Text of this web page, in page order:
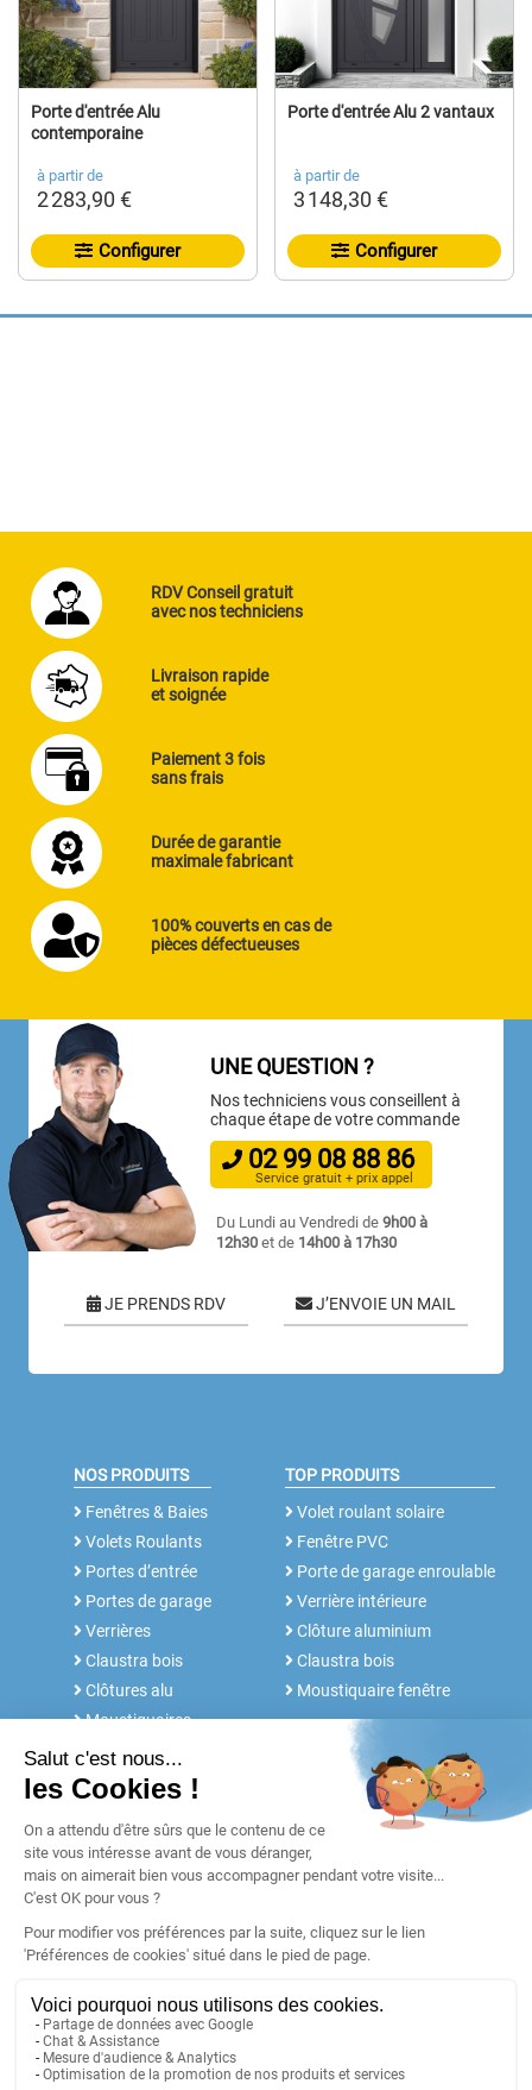
Porte d'entrée Alu
contemporaine
à partir de
2 283,90 €
Configurer
Porte d'entrée Alu 2 vantaux
à partir de
3 148,30 €
Configurer
RDV Conseil gratuit
avec nos techniciens
Livraison rapide
et soignée
Paiement 3 fois
sans frais
Durée de garantie
maximale fabricant
100% couverts en cas de
pièces défectueuses
UNE QUESTION ?
Nos techniciens vous conseillent à
chaque étape de votre commande
02 99 08 88 86
Service gratuit + prix appel
Du Lundi au Vendredi de9h00 à
12h30 et de 14h00 à 17h30
JE PRENDS RDV J’ENVOIE UN MAIL
NOS PRODUITS
Fenêtres & Baies
Volets Roulants
Portes d’entrée
Portes de garage
Verrières
Claustra bois
Clôtures alu
Moustiquaires
TOP PRODUITS
Volet roulant solaire
Fenêtre PVC
Porte de garage enroulable
Verrière intérieure
Clôture aluminium
Claustra bois
Moustiquaire fenêtre
NOS SERVICES
Rdv conseil
Notices et Tutos
Réalisations
Blog
Retours & SAV
Paiement
Livraison
FABRICANT DEPUIS 30 ANS
Notre histoire
POUR LES